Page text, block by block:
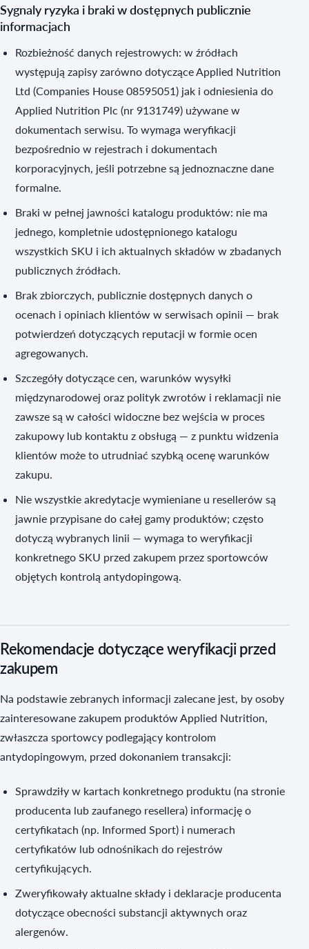
Sygnaly ryzyka i braki w dostępnych publicznie
informacjach
Rozbieżność danych rejestrowych: w źródłach
występują zapisy zarówno dotyczące Applied Nutrition
Ltd (Companies House 08595051) jak i odniesienia do
Applied Nutrition Plc (nr 9131749) używane w
dokumentach serwisu. To wymaga weryfikacji
bezpośrednio w rejestrach i dokumentach
korporacyjnych, jeśli potrzebne są jednoznaczne dane
formalne.
Braki w pełnej jawności katalogu produktów: nie ma
jednego, kompletnie udostępnionego katalogu
wszystkich SKU i ich aktualnych składów w zbadanych
publicznych źródłach.
Brak zbiorczych, publicznie dostępnych danych o
ocenach i opiniach klientów w serwisach opinii — brak
potwierdzeń dotyczących reputacji w formie ocen
agregowanych.
Szczegóły dotyczące cen, warunków wysyłki
międzynarodowej oraz polityk zwrotów i reklamacji nie
zawsze są w całości widoczne bez wejścia w proces
zakupowy lub kontaktu z obsługą — z punktu widzenia
klientów może to utrudniać szybką ocenę warunków
zakupu.
Nie wszystkie akredytacje wymieniane u resellerów są
jawnie przypisane do całej gamy produktów; często
dotyczą wybranych linii — wymaga to weryfikacji
konkretnego SKU przed zakupem przez sportowców
objętych kontrolą antydopingową.
Rekomendacje dotyczące weryfikacji przed
zakupem
Na podstawie zebranych informacji zalecane jest, by osoby
zainteresowane zakupem produktów Applied Nutrition,
zwłaszcza sportowcy podlegający kontrolom
antydopingowym, przed dokonaniem transakcji:
Sprawdziły w kartach konkretnego produktu (na stronie
producenta lub zaufanego resellera) informację o
certyfikatach (np. Informed Sport) i numerach
certyfikatów lub odnośnikach do rejestrów
certyfikujących.
Zweryfikowały aktualne składy i deklaracje producenta
dotyczące obecności substancji aktywnych oraz
alergenów.